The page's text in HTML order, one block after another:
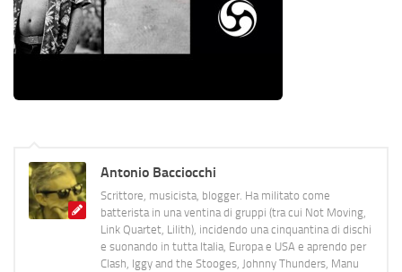
Antonio Bacciocchi
Scrittore, musicista, blogger. Ha militato come
batterista in una ventina di gruppi (tra cui Not Moving,
Link Quartet, Lilith), incidendo una cinquantina di dischi
e suonando in tutta Italia, Europa e USA e aprendo per
Clash, Iggy and the Stooges, Johnny Thunders, Manu